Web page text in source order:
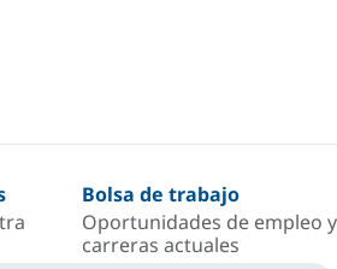
Bolsa de trabajo
Oportunidades de empleo y
carreras actuales